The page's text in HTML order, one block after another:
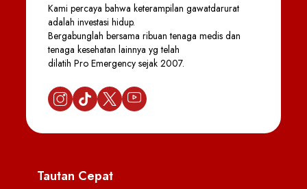
Kami percaya bahwa keterampilan gawatdarurat
adalah investasi hidup.
Bergabunglah bersama ribuan tenaga medis dan
tenaga kesehatan lainnya yg telah
dilatih Pro Emergency sejak 2007.
Tautan Cepat